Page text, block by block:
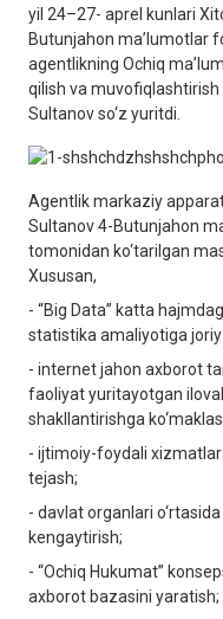
yil 24–27- aprel kunlari
Butunjahon ma’lumotlar
agentlikning Ochiq
qilish va
Sultanov so‘z yuritdi.
Agentlik markaziy
Sultanov 4-Butunjahon
tomonidan ko‘tarilgan
Xususan,
- “Big Data” katta
statistika amaliyotiga
- internet jahon axborot
faoliyat yuritayotgan
shakllantirishga
- ijtimoiy-foydali
tejash;
- davlat organlari
kengaytirish;
- “Ochiq Hukumat”
axborot bazasini yaratish;